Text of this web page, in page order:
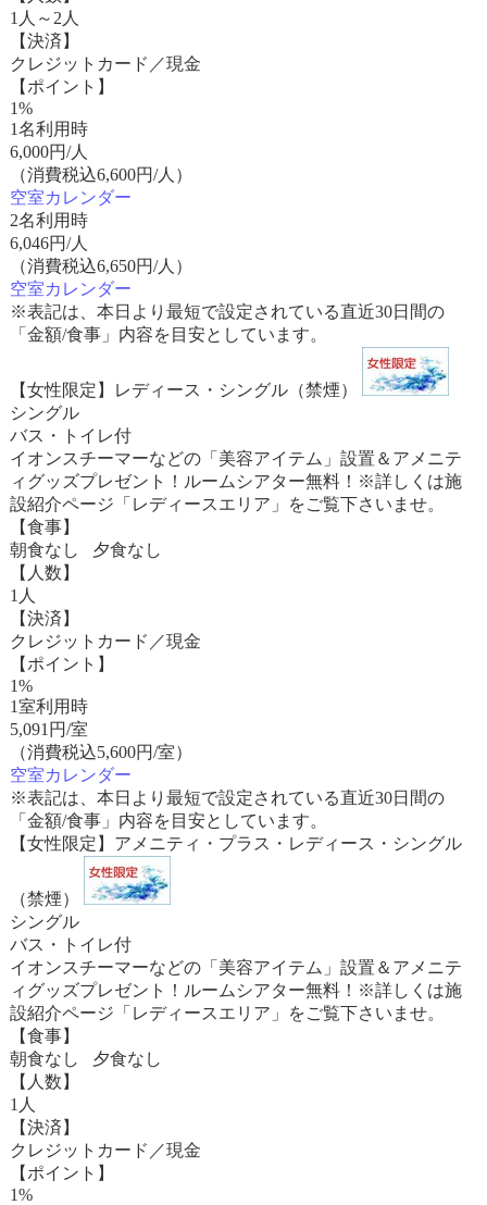
1人～2人
【決済】
クレジットカード／現金
【ポイント】
1%
1名利用時
6,000円/人
（消費税込6,600円/人）
空室カレンダー
2名利用時
6,046円/人
（消費税込6,650円/人）
空室カレンダー
※表記は、本日より最短で設定されている直近30日間の
「金額/食事」内容を目安としています。
【女性限定】レディース・シングル（禁煙）
シングル
バス・トイレ付
イオンスチーマーなどの「美容アイテム」設置＆アメニテ
ィグッズプレゼント！ルームシアター無料！※詳しくは施
設紹介ページ「レディースエリア」をご覧下さいませ。
【食事】
朝食なし 夕食なし
【人数】
1人
【決済】
クレジットカード／現金
【ポイント】
1%
1室利用時
5,091 円/室
（消費税込5,600円/室）
空室カレンダー
※表記は、本日より最短で設定されている直近30日間の
「金額/食事」内容を目安としています。
【女性限定】アメニティ・プラス・レディース・シングル
（禁煙）
シングル
バス・トイレ付
イオンスチーマーなどの「美容アイテム」設置＆アメニテ
ィグッズプレゼント！ルームシアター無料！※詳しくは施
設紹介ページ「レディースエリア」をご覧下さいませ。
【食事】
朝食なし 夕食なし
【人数】
1人
【決済】
クレジットカード／現金
【ポイント】
1%